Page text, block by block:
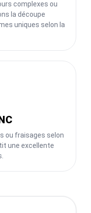
complexes ou
la découpe
uniques selon la
ou fraisages selon
une excellente